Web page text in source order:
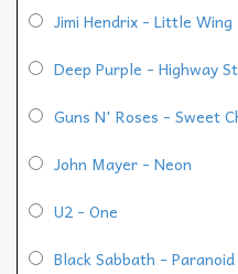
Jimi Hendrix - Little Wing
Deep Purple - Highway
Guns N' Roses - Sweet
John Mayer - Neon
U2 - One
Black Sabbath - Paranoid